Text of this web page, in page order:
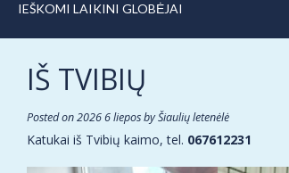
IEŠKOMI LAIKINI GLOBĖJAI
IŠ TVIBIŲ
Posted on2026 6 lieposbyŠiaulių letenėlė
Katukai iš Tvibių kaimo, tel. 067612231